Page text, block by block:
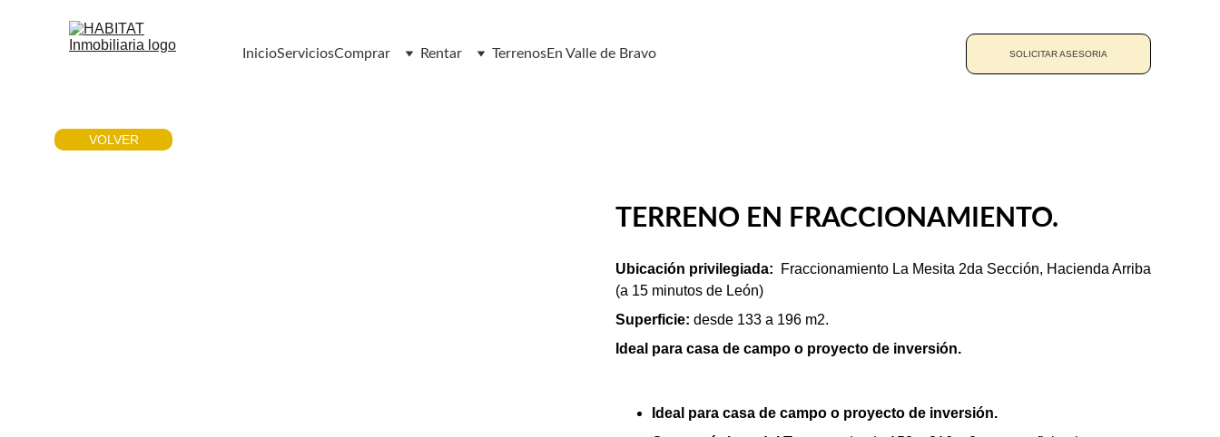
InicioServiciosComprar Rentar TerrenosEn Valle de Bravo SOLICITAR ASESORIA
TERRENO EN FRACCIONAMIENTO.
Ubicación privilegiada:
Fraccionamiento La Mesita 2da Sección, Hacienda Arriba
(a 15 minutos de León)
Superficie: desde 133 a 196 m2.
Ideal para casa de campo o proyecto de inversión.
Ideal para casa de campo o proyecto de inversión.
VOLVER